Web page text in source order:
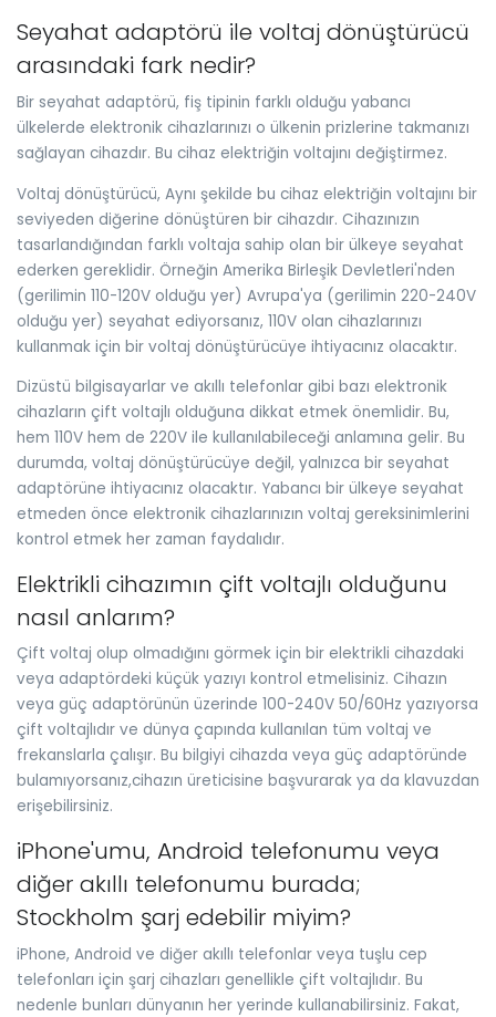
Seyahat adaptörü ile voltaj dönüştürücü
arasındaki fark nedir?
Bir seyahat adaptörü, fiş tipinin farklı olduğu yabancı
ülkelerde elektronik cihazlarınızı o ülkenin prizlerine takmanızı
sağlayan cihazdır. Bu cihaz elektriğin voltajını değiştirmez.
Voltaj dönüştürücü, Aynı şekilde bu cihaz elektriğin voltajını bir
seviyeden diğerine dönüştüren bir cihazdır. Cihazınızın
tasarlandığından farklı voltaja sahip olan bir ülkeye seyahat
ederken gereklidir. Örneğin Amerika Birleşik Devletleri'nden
(gerilimin 110-120V olduğu yer) Avrupa'ya (gerilimin 220-240V
olduğu yer) seyahat ediyorsanız, 110V olan cihazlarınızı
kullanmak için bir voltaj dönüştürücüye ihtiyacınız olacaktır.
Dizüstü bilgisayarlar ve akıllı telefonlar gibi bazı elektronik
cihazların çift voltajlı olduğuna dikkat etmek önemlidir. Bu,
hem 110V hem de 220V ile kullanılabileceği anlamına gelir. Bu
durumda, voltaj dönüştürücüye değil, yalnızca bir seyahat
adaptörüne ihtiyacınız olacaktır. Yabancı bir ülkeye seyahat
etmeden önce elektronik cihazlarınızın voltaj gereksinimlerini
kontrol etmek her zaman faydalıdır.
Elektrikli cihazımın çift voltajlı olduğunu
nasıl anlarım?
Çift voltaj olup olmadığını görmek için bir elektrikli cihazdaki
veya adaptördeki küçük yazıyı kontrol etmelisiniz. Cihazın
veya güç adaptörünün üzerinde 100-240V 50/60Hz yazıyorsa
çift voltajlıdır ve dünya çapında kullanılan tüm voltaj ve
frekanslarla çalışır. Bu bilgiyi cihazda veya güç adaptöründe
bulamıyorsanız,cihazın üreticisine başvurarak ya da klavuzdan
erişebilirsiniz.
iPhone'umu, Android telefonumu veya
diğer akıllı telefonumu burada;
Stockholm şarj edebilir miyim?
iPhone, Android ve diğer akıllı telefonlar veya tuşlu cep
telefonları için şarj cihazları genellikle çift voltajlıdır. Bu
nedenle bunları dünyanın her yerinde kullanabilirsiniz. Fakat,